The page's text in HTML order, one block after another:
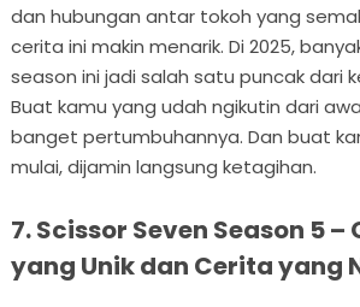
dan hubungan antar tokoh yang
cerita ini makin menarik. Di 2025,
season ini jadi salah satu puncak dari
Buat kamu yang udah ngikutin dari
banget pertumbuhannya. Dan buat
mulai, dijamin langsung ketagihan.
7. Scissor Seven Season 5
yang Unik dan Cerita yang